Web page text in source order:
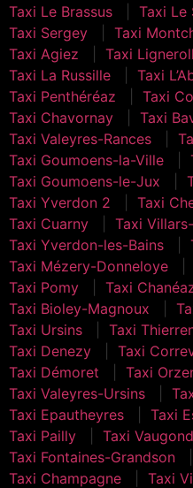
Taxi Le Brassus
Taxi Le
Taxi Sergey
Taxi
Taxi Agiez
Taxi
Taxi La Russille
Taxi
Taxi Penthéréaz
Taxi
Taxi Chavornay
Taxi
Taxi Valeyres-Rances
Taxi Goumoens-la-Ville
Taxi Goumoens-le-Jux
Taxi Yverdon 2
Taxi
Taxi Cuarny
Taxi
Taxi Yverdon-les-Bains
Taxi Mézery-Donneloye
Taxi Pomy
Taxi
Taxi Bioley-Magnoux
Taxi Ursins
Taxi
Taxi Denezy
Taxi
Taxi Démoret
Taxi
Taxi Valeyres-Ursins
Taxi Epautheyres
Taxi
Taxi Pailly
Taxi
Taxi Fontaines-Grandson
Taxi Champagne
Taxi